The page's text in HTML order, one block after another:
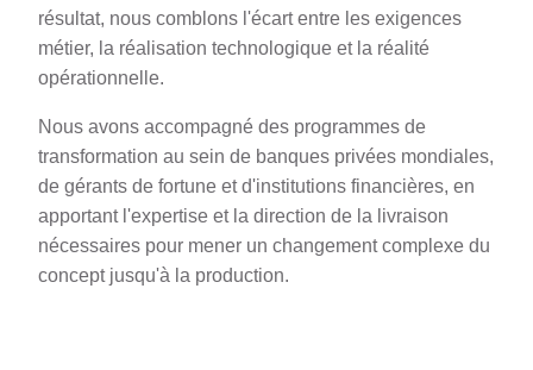
résultat, nous comblons l'écart entre les exigences
métier, la réalisation technologique et la réalité
opérationnelle.
Nous avons accompagné des programmes de
transformation au sein de banques privées mondiales,
de gérants de fortune et d'institutions financières, en
apportant l'expertise et la direction de la livraison
nécessaires pour mener un changement complexe du
concept jusqu'à la production.